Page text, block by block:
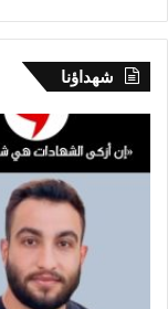
شهداؤنا